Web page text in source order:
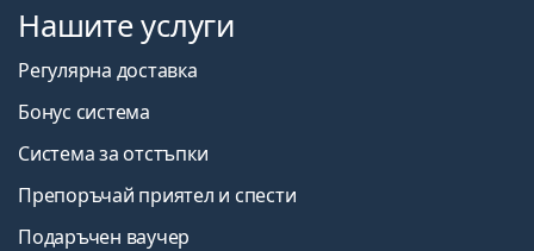
Нашите услуги
Регулярна доставка
Бонус система
Система за отстъпки
Препоръчай приятел и спести
Подаръчен ваучер